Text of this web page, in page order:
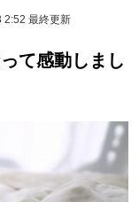
2:52 最終更新
て感動しまし